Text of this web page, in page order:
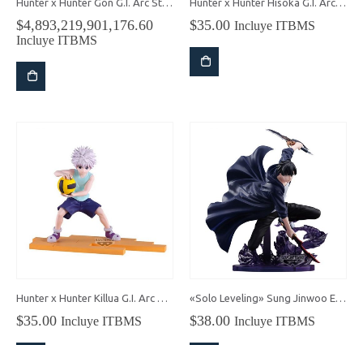
Hunter x Hunter Gon G.I. Arc Statue
$4,893,219,901,176.60
Incluye ITBMS
Hunter x Hunter Hisoka G.I. Arc Statue
$35.00 Incluye ITBMS
$35.00 Incluye ITBMS $38.00 Incluye ITBMS